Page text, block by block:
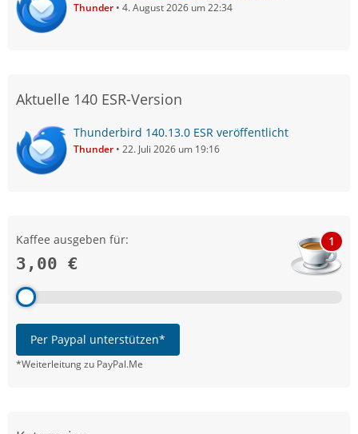
Thunder 4. August 2026 um 22:34
Aktuelle 140 ESR-Version
Thunderbird 140.13.0 ESR veröffentlicht
Thunder 22. Juli 2026 um 19:16
Kaffee ausgeben für:
3,00 €
1
Per Paypal unterstützen*
*Weiterleitung zu PayPal.Me